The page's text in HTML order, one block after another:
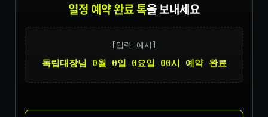
일정 예약 완료 톡을 보내세요
[입력 예시]
독립대장님 0월 0일 0요일 00시 예약 완료